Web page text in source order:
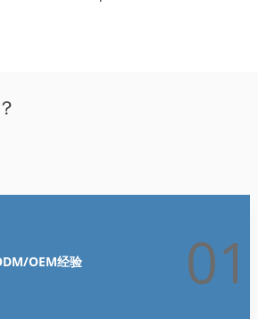
OEM经验 01